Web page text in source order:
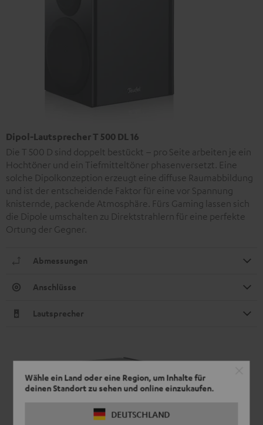
Wähle ein Land oder eine Region, um Inhalte für
deinen Standort zu sehen und online einzukaufen.
DEUTSCHLAND
Dipol-Lautsprecher T 500 DL 16
Die T 500 D sind doppelt bestückt – pro Seite arbeiten je ein
Hochtöner und ein Tiefmitteltöner phasenversetzt. Eine
solche Dipolkonzeption erzeugt eine diffuse Raumabbildung
und ist der entscheidende Faktor für eine vor Spannung
knisternde, packende Atmosphäre. Fürs Gaming lassen sich
die Dipole umschalten zu Direktstrahlern für eine perfekte
Ortung der Gegner.
Abmessungen
Anschlüsse
Lautsprecher